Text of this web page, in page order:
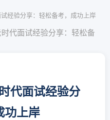
经验分享：轻松备考，成功上岸
代面试经验分享：轻松备
代面试经验分
功上岸